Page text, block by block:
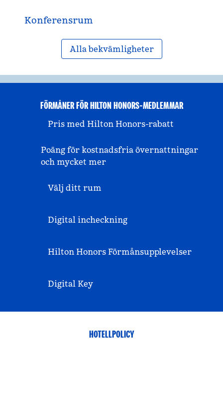
Konferensrum
Alla bekvämligheter
FÖRMÅNER FÖR HILTON HONORS-MEDLEMMAR
Pris med Hilton Honors-rabatt
Poäng för kostnadsfria övernattningar
och mycket mer
Välj ditt rum
Digital incheckning
Hilton Honors Förmånsupplevelser
Digital Key
HOTELLPOLICY